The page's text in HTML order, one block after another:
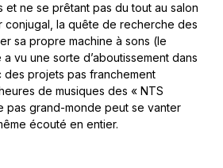
et ne se prêtant pas du tout au salon
conjugal, la quête de recherche des
sa propre machine à sons (le
a vu une sorte d’aboutissement dans
des projets pas franchement
de musiques des « NTS
pas grand-monde peut se vanter
écouté en entier.